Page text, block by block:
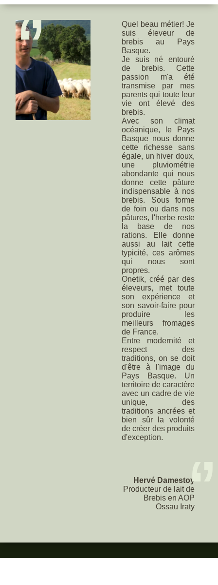
‘’
‘
Quel beau métier! Je
suis éleveur de
brebis au Pays
Basque.
Je suis né entouré
de brebis. Cette
passion m'a été
transmise par mes
parents qui toute leur
vie ont élevé des
brebis.
Avec son climat
océanique, le Pays
Basque nous donne
cette richesse sans
égale, un hiver doux,
une pluviométrie
abondante qui nous
donne cette pâture
indispensable à nos
brebis. Sous forme
de foin ou dans nos
pâtures, l'herbe reste
la base de nos
rations. Elle donne
aussi au lait cette
typicité, ces arômes
qui nous sont
propres.
Onetik, créé par des
éleveurs, met toute
son expérience et
son savoir-faire pour
produire les
meilleurs fromages
de France.
Entre modernité et
respect des
traditions, on se doit
d'être à l'image du
Pays Basque. Un
territoire de caractère
avec un cadre de vie
unique, des
traditions ancrées et
bien sûr la volonté
de créer des produits
d'exception.
Hervé Damestoy
Producteur de lait de
Brebis en AOP
Ossau Iraty